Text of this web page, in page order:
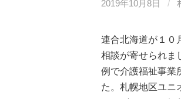
2019年10月8日 /
連合北海道が１０
相談が寄せられま
例で介護福祉事業
た。札幌地区ユニ